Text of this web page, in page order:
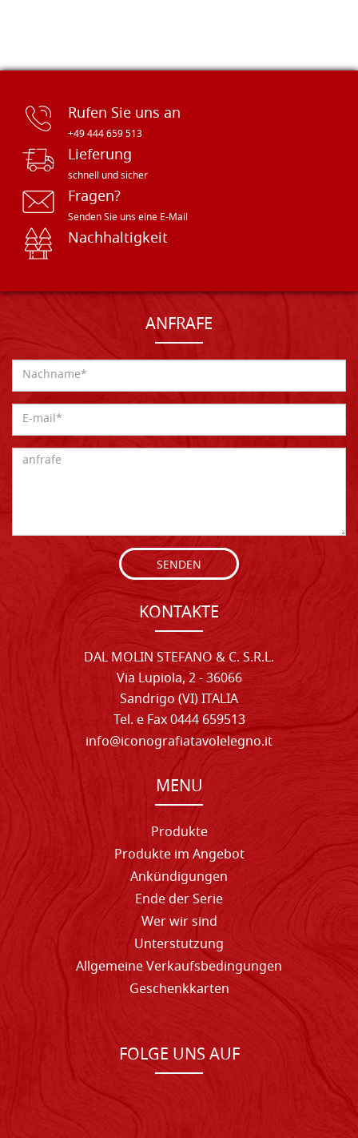
Rufen Sie uns an
+49 444 659 513
Lieferung
schnell und sicher
Fragen?
Senden Sie uns eine E-Mail
Nachhaltigkeit
ANFRAFE
SENDEN
KONTAKTE
DAL MOLIN STEFANO & C. S.R.L.
Via Lupiola, 2 - 36066
Sandrigo (VI) ITALIA
Tel. e Fax 0444 659513
info@iconografiatavolelegno.it
MENU
Produkte
Produkte im Angebot
Ankündigungen
Ende der Serie
Wer wir sind
Unterstutzung
Allgemeine Verkaufsbedingungen
Geschenkkarten
FOLGE UNS AUF